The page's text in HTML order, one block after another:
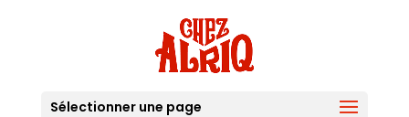
Sélectionner une page